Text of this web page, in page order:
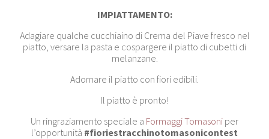
IMPIATTAMENTO:
Adagiare qualche cucchiaino di Crema del Piave fresco nel
piatto, versare la pasta e cospargere il piatto di cubetti di
melanzane.
Adornare il piatto con fiori edibili.
Il piatto è pronto!
Un ringraziamento speciale a Formaggi Tomasoni per
l’opportunità #fioriestracchinotomasonicontest